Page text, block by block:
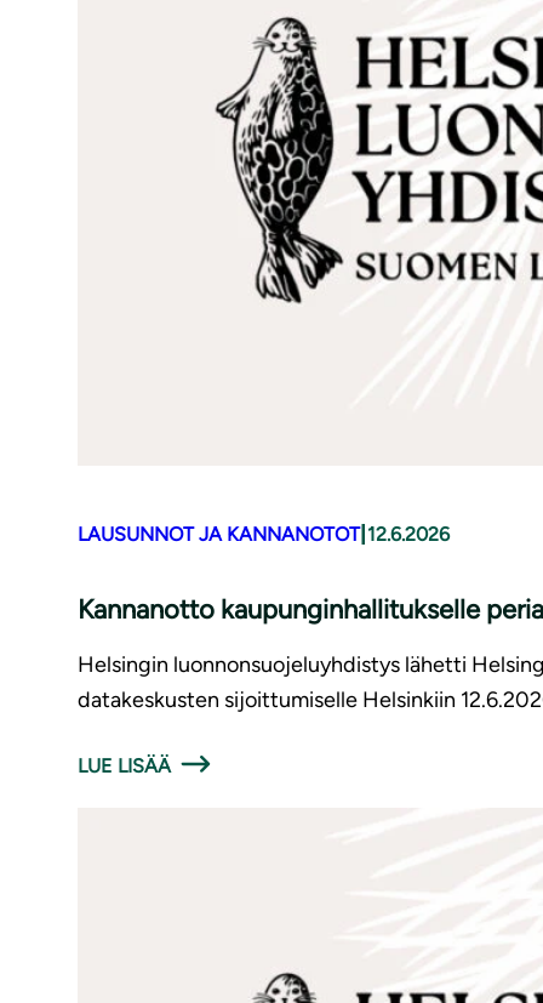
LAUSUNNOT JA KANNANOTOT| 12.6.2026
Kannanotto kaupunginhallitukselle
Helsingin luonnonsuojeluyhdistys lähetti
datakeskusten sijoittumiselle Helsinkiin
LUE LISÄÄ